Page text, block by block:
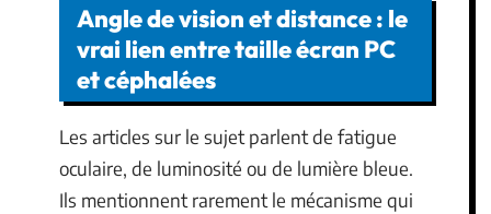
Angle de vision et distance : le
vrai lien entre taille écran PC
et céphalées
Les articles sur le sujet parlent de fatigue
oculaire, de luminosité ou de lumière bleue.
Ils mentionnent rarement le mécanisme qui